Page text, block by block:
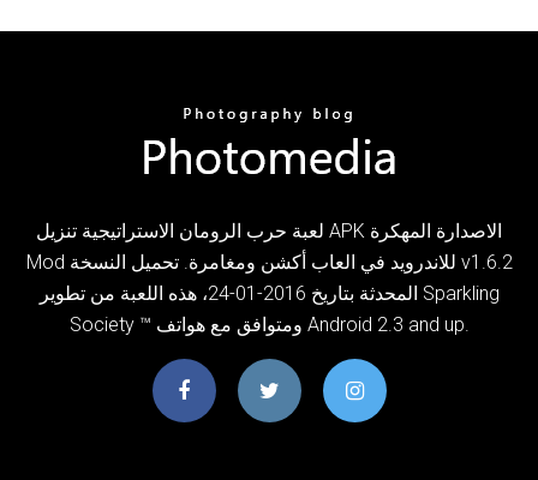
لعبة حرب الرومان الاستراتيجية تنزيل APK الاصدارة المهكرة
Mod للاندرويد في العاب أكشن ومغامرة. تحميل النسخة v1.6.2
المحدثة بتاريخ 2016-01-24، هذه اللعبة من تطوير Sparkling
Society ™ ومتوافق مع هواتف Android 2.3 and up.